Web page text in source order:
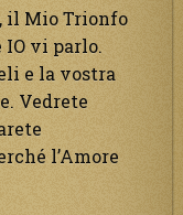
il Mio Trionfo
IO vi parlo.
e la vostra
Vedrete
l’Amore